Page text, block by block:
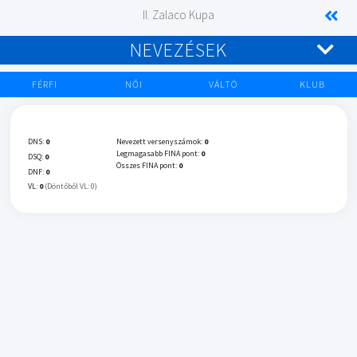
II. Zalaco Kupa
NEVEZÉSEK
FÉRFI NŐI VÁLTÓ KLUB
DNS: 0
DSQ: 0
DNF: 0
VL: 0 (Döntőből VL: 0)
Nevezett versenyszámok: 0
Legmagasabb FINA pont: 0
Összes FINA pont: 0